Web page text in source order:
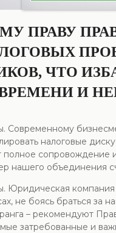
ПРАВУ
ЧТО
И
Современному
налоговые
сопровождение
нашего объединения
компания
не боясь браться
– рекомендуют
затребованные и